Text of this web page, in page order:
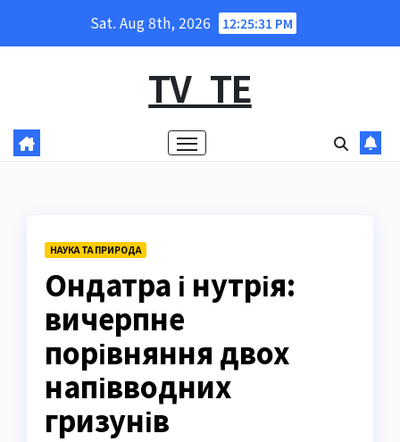
Sat. Aug 8th, 2026 12:25:32 PM
TV_TE
НАУКА ТА ПРИРОДА
Ондатра і нутрія:
вичерпне
порівняння двох
напівводних
гризунів